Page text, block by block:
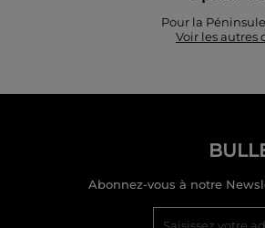
Pour la
Voir les autres
Abonnez-vous à notre